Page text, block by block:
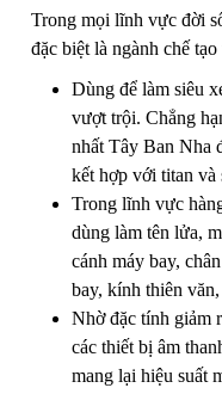
Trong mọi lĩnh vực đời
đặc biệt là ngành chế
Dùng để làm siêu
vượt trội. Chẳng
nhất Tây Ban Nha
kết hợp với titan và
Trong lĩnh vực
dùng làm tên lửa,
cánh máy bay,
bay, kính thiên
Nhờ đặc tính giảm
các thiết bị âm
mang lại hiệu suất